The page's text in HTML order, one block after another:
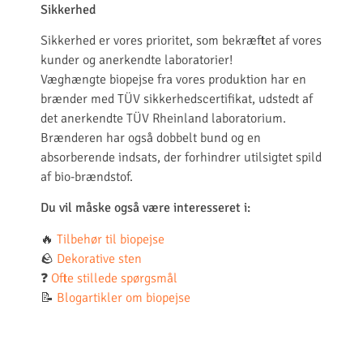
Sikkerhed
Sikkerhed er vores prioritet, som bekræftet af vores
kunder og anerkendte laboratorier!
Væghængte biopejse fra vores produktion har en
brænder med TÜV sikkerhedscertifikat, udstedt af
det anerkendte TÜV Rheinland laboratorium.
Brænderen har også dobbelt bund og en
absorberende indsats, der forhindrer utilsigtet spild
af bio-brændstof.
Du vil måske også være interesseret i:
🔥 Tilbehør til biopejse
🪨 Dekorative sten
❓ Ofte stillede spørgsmål
📝 Blogartikler om biopejse